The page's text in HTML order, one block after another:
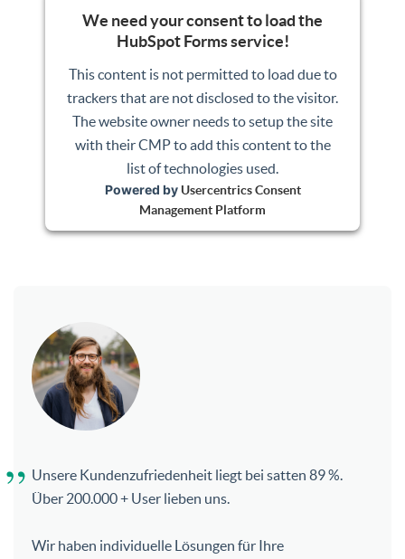
We need your consent to load the
HubSpot Forms service!
This content is not permitted to load due to
trackers that are not disclosed to the visitor.
The website owner needs to setup the site
with their CMP to add this content to the
list of technologies used.
Powered by Usercentrics Consent
Management Platform
Unsere Kundenzufriedenheit liegt bei satten 89 %.
Über 200.000 + User lieben uns.
Wir haben individuelle Lösungen für Ihre